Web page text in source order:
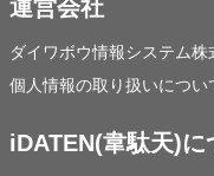
運営会社
ダイワボウ情報システム
個人情報の取り扱いについ
iDATEN(韋駄天)に